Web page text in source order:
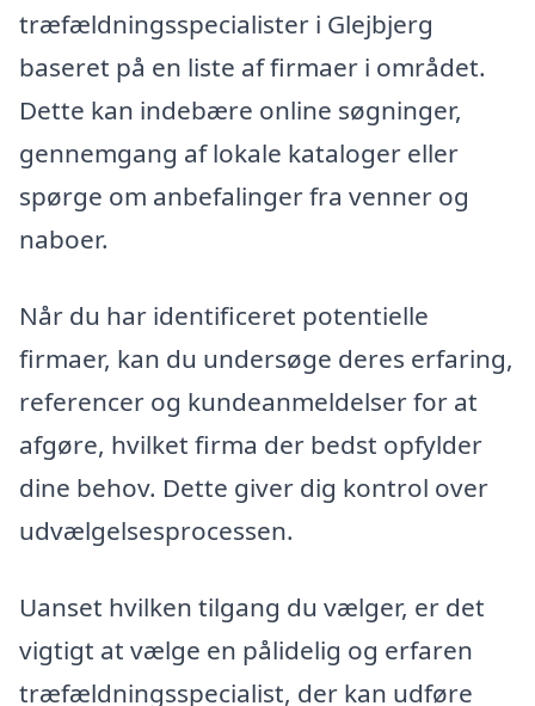
træfældningsspecialister i Glejbjerg
baseret på en liste af firmaer i området.
Dette kan indebære online søgninger,
gennemgang af lokale kataloger eller
spørge om anbefalinger fra venner og
naboer.
Når du har identificeret potentielle
firmaer, kan du undersøge deres erfaring,
referencer og kundeanmeldelser for at
afgøre, hvilket firma der bedst opfylder
dine behov. Dette giver dig kontrol over
udvælgelsesprocessen.
Uanset hvilken tilgang du vælger, er det
vigtigt at vælge en pålidelig og erfaren
træfældningsspecialist, der kan udføre